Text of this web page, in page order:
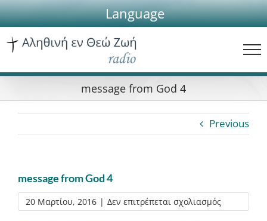
Skip
to
content
Language
message from God 4
Previous
message from God 4
20 Μαρτίου, 2016 | Δεν επιτρέπεται σχολιασμόςστο
message